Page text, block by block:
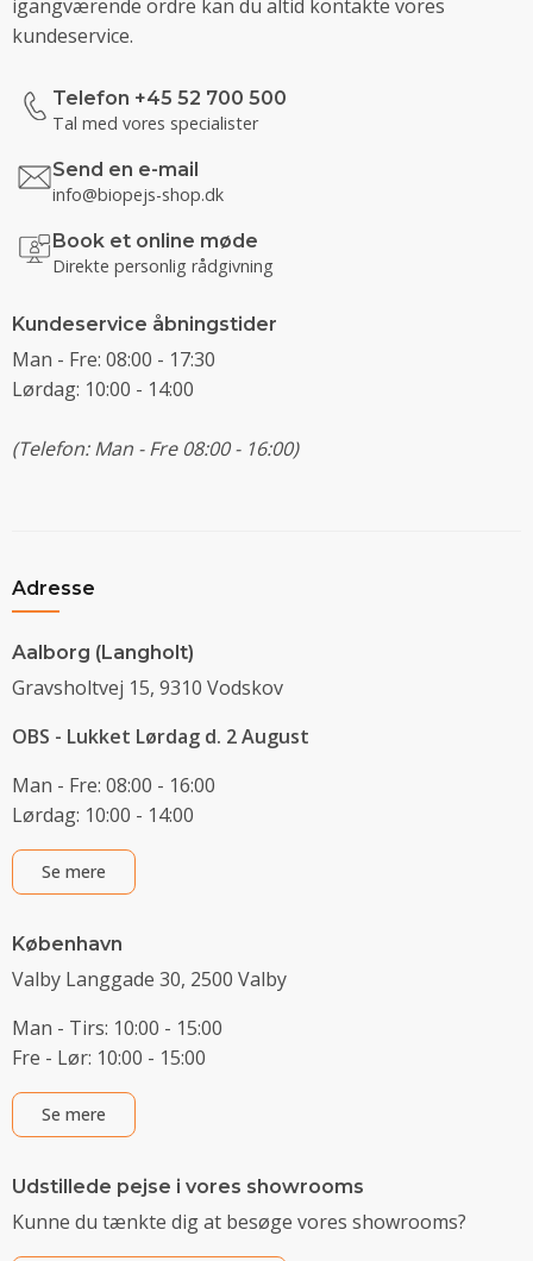
igangværende ordre kan du altid kontakte vores
kundeservice.
Telefon +45 52 700 500
Tal med vores specialister
Send en e-mail
info@biopejs-shop.dk
Book et online møde
Direkte personlig rådgivning
Kundeservice åbningstider
Man - Fre: 08:00 - 17:30
Lørdag: 10:00 - 14:00
(Telefon: Man - Fre 08:00 - 16:00)
Adresse
Aalborg (Langholt)
Gravsholtvej 15, 9310 Vodskov
OBS - Lukket Lørdag d. 2 August
Man - Fre: 08:00 - 16:00
Lørdag: 10:00 - 14:00
Se mere
København
Valby Langgade 30, 2500 Valby
Man - Tirs: 10:00 - 15:00
Fre - Lør: 10:00 - 15:00
Se mere
Udstillede pejse i vores showrooms
Kunne du tænkte dig at besøge vores showrooms?